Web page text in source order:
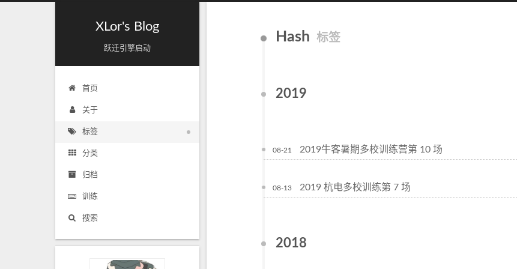
XLor's Blog
跃迁引擎启动
首页
关于
标签
分类
归档
训练
搜索
Hash 标签
2019
08-21 2019牛客暑期多校训练营第 10 场
08-13 2019 杭电多校训练第 7 场
2018